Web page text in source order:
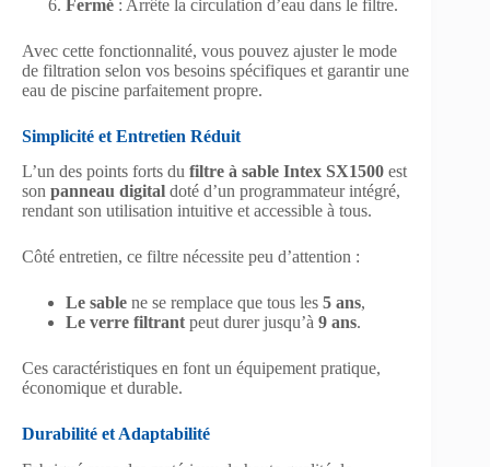
Fermé : Arrête la circulation d’eau dans le filtre.
Avec cette fonctionnalité, vous pouvez ajuster le mode
de filtration selon vos besoins spécifiques et garantir une
eau de piscine parfaitement propre.
Simplicité et Entretien Réduit
L’un des points forts du filtre à sable Intex SX1500 est
son panneau digital doté d’un programmateur intégré,
rendant son utilisation intuitive et accessible à tous.
Côté entretien, ce filtre nécessite peu d’attention :
Le sable ne se remplace que tous les 5 ans,
Le verre filtrant peut durer jusqu’à 9 ans.
Ces caractéristiques en font un équipement pratique,
économique et durable.
Durabilité et Adaptabilité